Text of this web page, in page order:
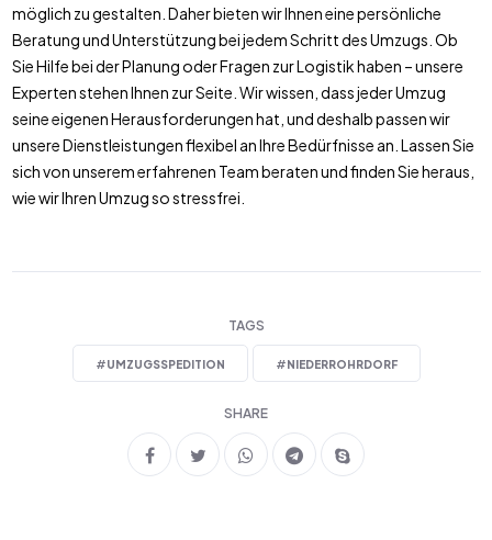
möglich zu gestalten. Daher bieten wir Ihnen eine persönliche
Beratung und Unterstützung bei jedem Schritt des Umzugs. Ob
Sie Hilfe bei der Planung oder Fragen zur Logistik haben – unsere
Experten stehen Ihnen zur Seite. Wir wissen, dass jeder Umzug
seine eigenen Herausforderungen hat, und deshalb passen wir
unsere Dienstleistungen flexibel an Ihre Bedürfnisse an. Lassen Sie
sich von unserem erfahrenen Team beraten und finden Sie heraus,
wie wir Ihren Umzug so stressfrei.
TAGS
#UMZUGSSPEDITION #NIEDERROHRDORF
SHARE